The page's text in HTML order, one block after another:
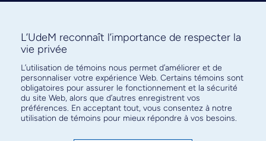
Abonnez-vous à notre infolettre
pour connaître l’actualité facultaire
L’UdeM reconnaît l’importance de respecter la
vie privée
L’utilisation de témoins nous permet d’améliorer et de
personnaliser votre expérience Web. Certains témoins sont
obligatoires pour assurer le fonctionnement et la sécurité
du site Web, alors que d’autres enregistrent vos
préférences. En acceptant tout, vous consentez à notre
utilisation de témoins pour mieux répondre à vos besoins.